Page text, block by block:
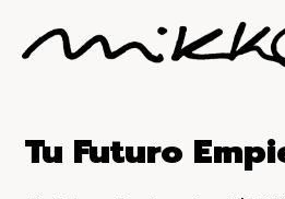
Tu Futuro